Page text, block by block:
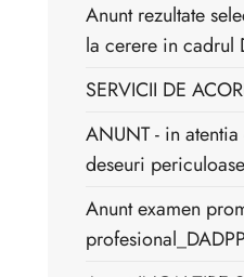
Anunt rezultate
la cerere in cadrul
SERVICII DE
ANUNT - in
deseuri
Anunt examen